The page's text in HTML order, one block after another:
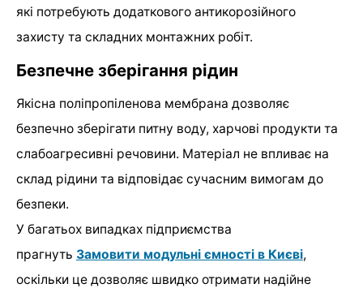
які потребують додаткового антикорозійного
захисту та складних монтажних робіт.
Безпечне зберігання рідин
Якісна поліпропіленова мембрана дозволяє
безпечно зберігати питну воду, харчові продукти та
слабоагресивні речовини. Матеріал не впливає на
склад рідини та відповідає сучасним вимогам до
безпеки.
У багатьох випадках підприємства
прагнуть Замовити модульні ємності в Києві,
оскільки це дозволяє швидко отримати надійне